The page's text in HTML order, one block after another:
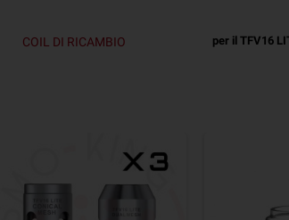
COIL DI RICAMBIO per il TFV16